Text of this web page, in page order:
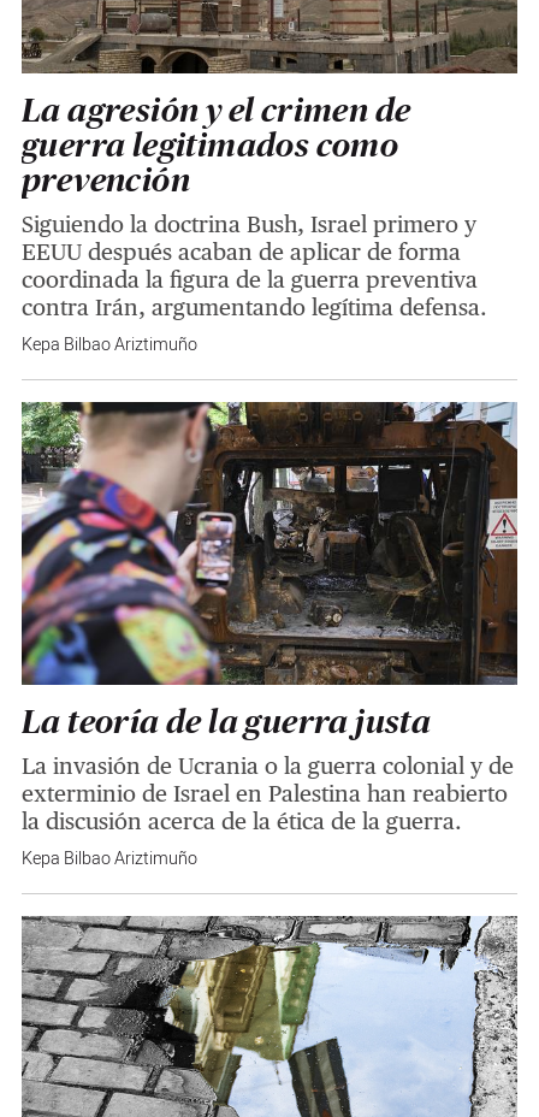
La agresión y el crimen de
guerra legitimados como
prevención
Siguiendo la doctrina Bush, Israel primero y
EEUU después acaban de aplicar de forma
coordinada la figura de la guerra preventiva
contra Irán, argumentando legítima defensa.
Kepa Bilbao Ariztimuño
La teoría de la guerra justa
La invasión de Ucrania o la guerra colonial y de
exterminio de Israel en Palestina han reabierto
la discusión acerca de la ética de la guerra.
Kepa Bilbao Ariztimuño